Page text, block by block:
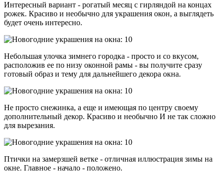
Интересный вариант - рогатый месяц с гирляндой на концах
рожек. Красиво и необычно для украшения окон, а выглядеть
будет очень интересно.
Небольшая улочка зимнего городка - просто и со вкусом,
расположив ее по низу оконной рамы - вы получите сразу
готовый образ и тему для дальнейшего декора окна.
Не просто снежинка, а еще и имеющая по центру своему
дополнительный декор. Красиво и необычно И не так сложно
для вырезания.
Птички на замерзшей ветке - отличная иллюстрация зимы на
окне. Главное - начало - положено.